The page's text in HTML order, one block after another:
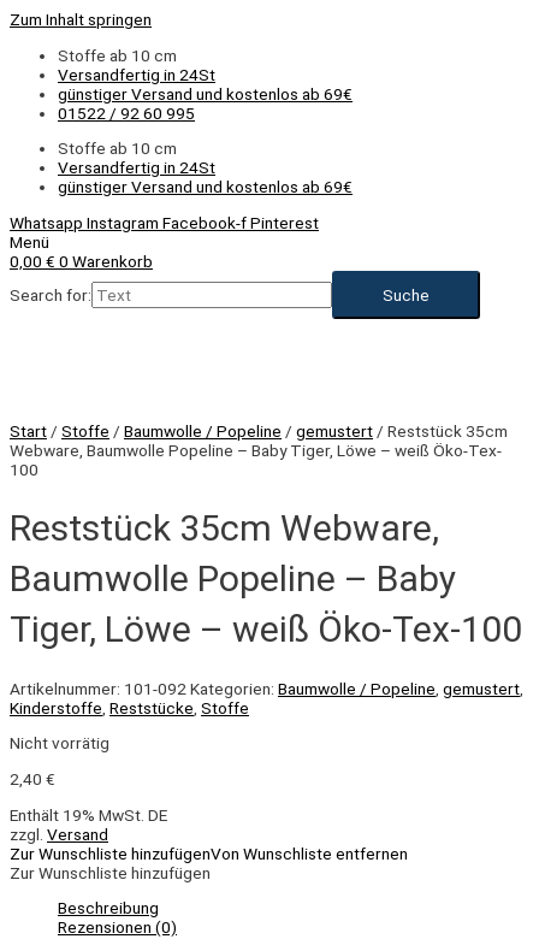
Zum Inhalt springen
Stoffe ab 10 cm
Versandfertig in 24St
günstiger Versand und kostenlos ab 69€
01522 / 92 60 995
Stoffe ab 10 cm
Versandfertig in 24St
günstiger Versand und kostenlos ab 69€
Whatsapp Instagram Facebook-fPinterest
Menü
0,00 € 0 Warenkorb
Search for:
Start / Stoffe / Baumwolle / Popeline / gemustert / Reststück 35cm
Webware, Baumwolle Popeline – Baby Tiger, Löwe – weiß Öko-Tex-
100
Reststück 35cm Webware,
Baumwolle Popeline – Baby
Tiger, Löwe – weiß Öko-Tex-100
Artikelnummer: 101-092 Kategorien: Baumwolle / Popeline gemustert
Kinderstoffe Reststücke Stoffe
Nicht vorrätig
2,40 €
Enthält 19% MwSt. DE
zzgl. Versand
Zur Wunschliste hinzufügenVon Wunschliste entfernen
Zur Wunschliste hinzufügen
Beschreibung
Rezensionen (0)